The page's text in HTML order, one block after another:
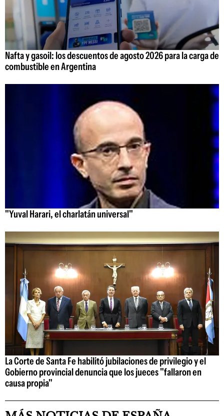
Nafta y gasoil: los descuentos de agosto 2026 para la carga de
combustible en Argentina
"Yuval Harari, el charlatán universal"
La Corte de Santa Fe habilitó jubilaciones de privilegio y el
Gobierno provincial denuncia que los jueces "fallaron en
causa propia"